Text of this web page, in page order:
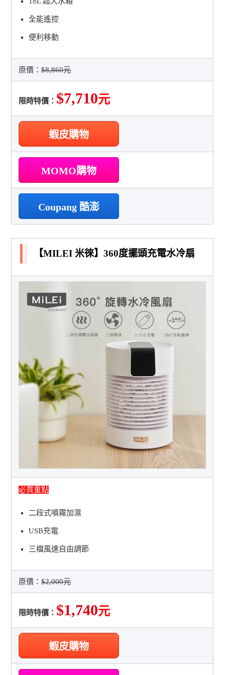
全能遙控
便利移動
原價：$8,860元
限時特價： $7,710元
蝦皮購物
MOMO購物
Coupang 酷澎
【MILEI 米徠】360度擺頭充電水冷扇
必買重點
二段式噴霧加濕
USB充電
三檔風速自由調節
原價：$2,000元
限時特價： $1,740元
蝦皮購物